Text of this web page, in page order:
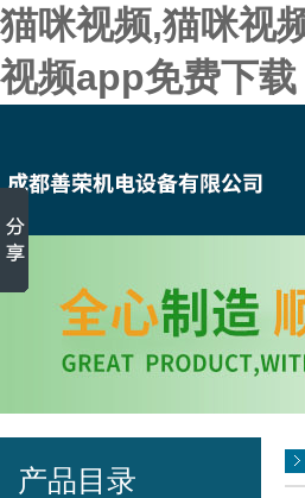
猫咪视频,猫咪视
视频app免费下载
产品目录